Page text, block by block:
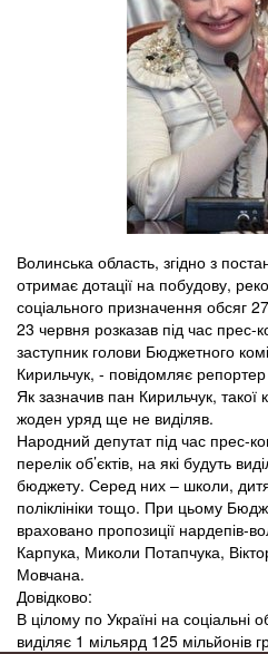
Волинська область, згідно з
отримає дотації на побудову,
соціального призначення обсяг
23 червня розказав під час прес-
заступник голови Бюджетного
Кирильчук, - повідомляє
Як зазначив пан Кирильчук, такої
жоден уряд ще не виділяв.
Народний депутат під час прес-
перелік об’єктів, на які будуть
бюджету. Серед них – школи,
поліклініки тощо. При цьому
враховано пропозиції нардепів-
Карпука, Миколи Потапчука,
Мовчана.
Довідково:
В цілому по Україні на соціальні
виділяє 1 мільярд 125 мільйонів